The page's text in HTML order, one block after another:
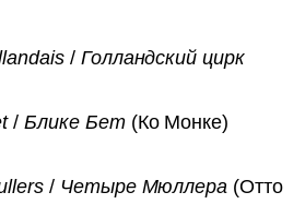
/ Голландский цирк
/Блике Бет(Ко Монке)
/ Четыре Мюллера (Отто